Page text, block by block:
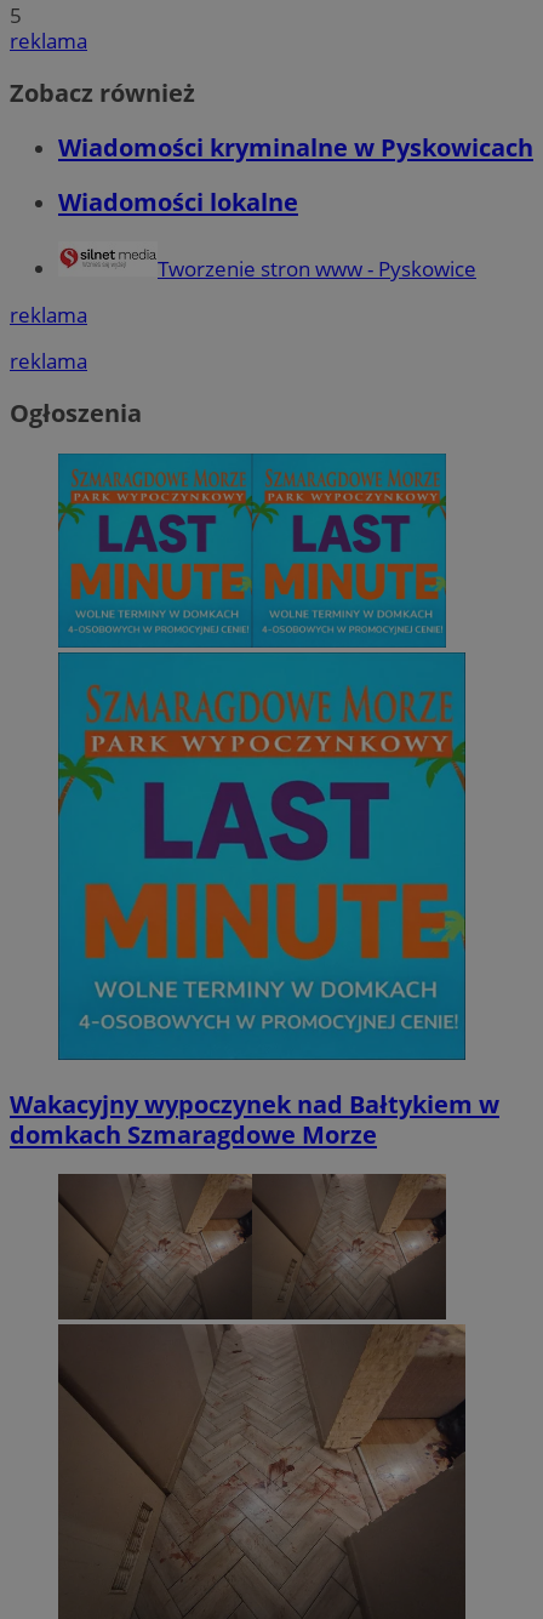
5
reklama
Zobacz również
Wiadomości kryminalne w Pyskowicach
Wiadomości lokalne
Tworzenie stron www - Pyskowice
reklama
reklama
Ogłoszenia
Wakacyjny wypoczynek nad Bałtykiem w
domkach Szmaragdowe Morze